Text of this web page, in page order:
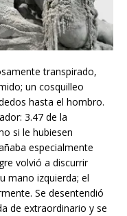
transpirado,
un cosquilleo
hasta el hombro.
3.47 de la
si le hubiesen
especialmente
volvió a discurrir
mano izquierda; el
Se desentendió
de extraordinario y se